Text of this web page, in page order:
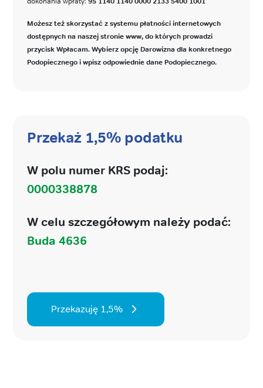
Możesz też skorzystać z systemu płatności internetowych
dostępnych na naszej stronie www, do których prowadzi
przycisk Wpłacam. Wybierz opcję Darowizna dla konkretnego
Podopiecznego i wpisz odpowiednie dane Podopiecznego.
Przekaż 1,5% podatku
W polu numer KRS podaj:
0000338878
W celu szczegółowym należy podać:
Buda 4636
Przekazuję 1,5%